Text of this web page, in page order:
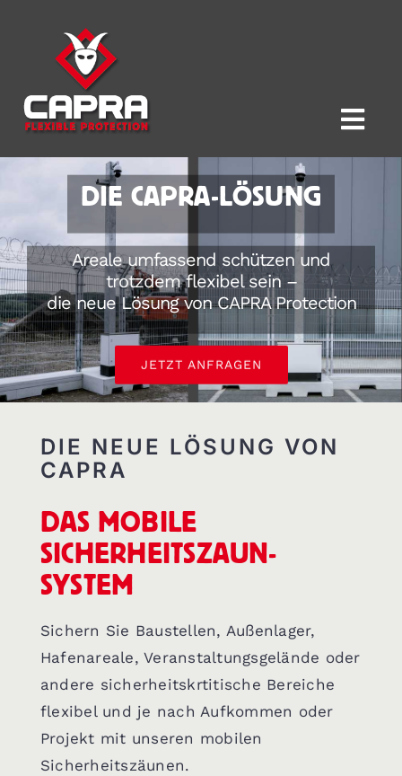
springen
VORTEILE
PRODUKTE
REFERENZEN
DOWNLOADS
DIE CAPRA-LÖSUNG
Areale umfassend schützen und
trotzdem flexibel sein –
die neue Lösung von CAPRA Protection
JETZT ANFRAGEN
DIE NEUE LÖSUNG VON
CAPRA
DAS MOBILE
SICHERHEITSZAUN-
SYSTEM
Sichern Sie Baustellen, Außenlager,
Hafenareale, Veranstaltungsgelände oder
andere sicherheitskrtitische Bereiche
flexibel und je nach Aufkommen oder
Projekt mit unseren mobilen
Sicherheitszäunen.